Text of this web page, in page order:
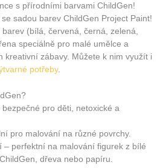
s přírodními barvami ChildGen!
sadou barev ChildGen Project Paint!
(bílá, červená, černá, zelená,
speciálně pro malé umělce a
kreativní zábavy. Můžete k nim využít i
potřeby.
pro děti, netoxické a
pro malování na různé povrchy.
– perfektní na malování figurek z bílé
dřeva nebo papíru.